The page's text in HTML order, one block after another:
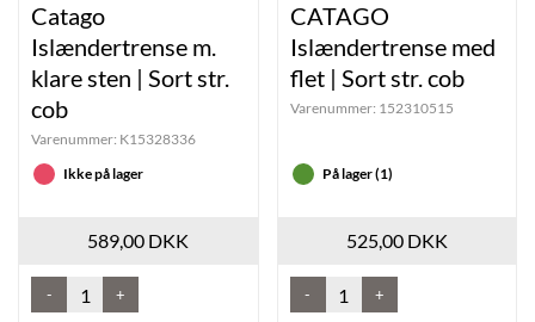
Catago
Islændertrense m.
klare sten | Sort str.
cob
Varenummer: K15328336
Ikke på lager
589,00 DKK
- +
CATAGO
Islændertrense med
flet | Sort str. cob
Varenummer: 152310515
På lager (1)
525,00 DKK
- +